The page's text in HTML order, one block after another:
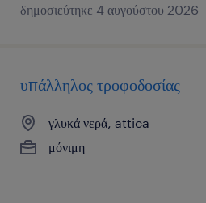
δημοσιεύτηκε 4 αυγούστου 2026
υπάλληλος τροφοδοσίας
γλυκά νερά, attica
μόνιμη